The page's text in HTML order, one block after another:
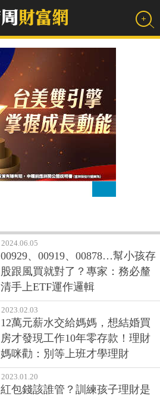
2024.06.05
00929、00919、00878…幫小孩存
股跟風買就對了？專家：務必釐
清手上ETF運作邏輯
2023.02.03
12萬元薪水交給媽媽，想結婚買
房才發現工作10年零存款！理財
媽咪勸：別等上班才學理財
2023.01.20
紅包錢該誰管？訓練孩子理財是